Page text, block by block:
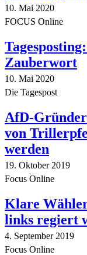
10. Mai 2020
FOCUS Online
Zauberwort
10. Mai 2020
Die Tagespost
AfD-
von
werden
19. Oktober 2019
Focus Online
Klare
links regiert
4. September 2019
Focus Online